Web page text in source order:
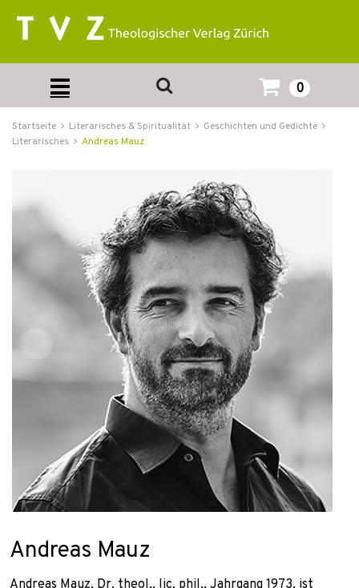
0
Startseite Literarisches & Spiritualität
Geschichten und Gedichte
Literarisches
Andreas Mauz
Andreas Mauz
Andreas Mauz, Dr. theol., lic. phil., Jahrgang 1973, ist